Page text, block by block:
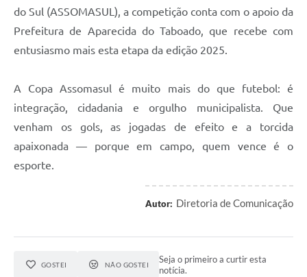
do Sul (ASSOMASUL), a competição conta com o apoio da
Prefeitura de Aparecida do Taboado, que recebe com
entusiasmo mais esta etapa da edição 2025.
A Copa Assomasul é muito mais do que futebol: é
integração, cidadania e orgulho municipalista. Que
venham os gols, as jogadas de efeito e a torcida
apaixonada — porque em campo, quem vence é o
esporte.
Autor: Diretoria de Comunicação
GOSTEI NÃO GOSTEI
Seja o primeiro a curtir esta
notícia.